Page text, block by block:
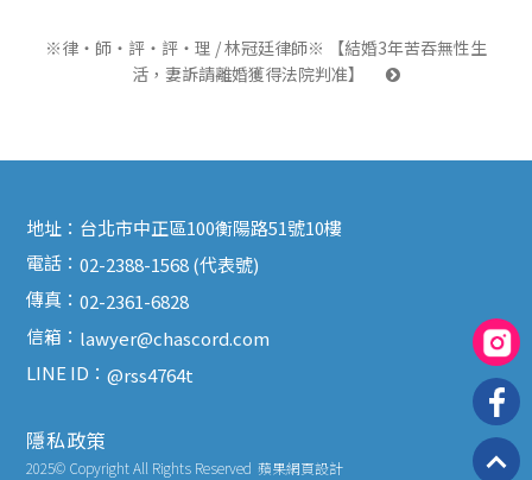
※律‧師‧評‧評‧理 / 林冠廷律師※ 【結婚3年苦吞無性生
活，妻訴請離婚獲得法院判准】
地址： 台北市中正區100衡陽路51號10樓
電話：02-2388-1568 (代表號)
傳真：02-2361-6828
信箱： lawyer@chascord.com
LINE ID：@rss4764t
隱私政策
2025© Copyright All Rights Reserved 蘋果網頁設計